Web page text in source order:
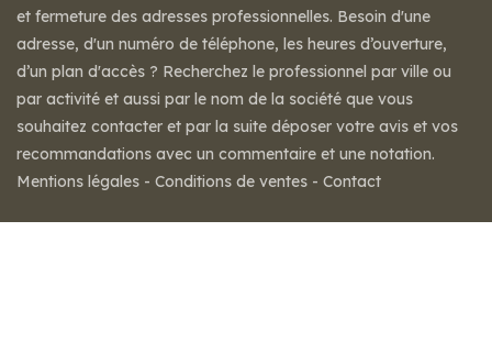
et fermeture des adresses professionnelles. Besoin d'une
adresse, d'un numéro de téléphone, les heures d’ouverture,
d’un plan d'accès ? Recherchez le professionnel par ville ou
par activité et aussi par le nom de la société que vous
souhaitez contacter et par la suite déposer votre avis et vos
recommandations avec un commentaire et une notation.
Mentions légales - Conditions de ventes - Contact